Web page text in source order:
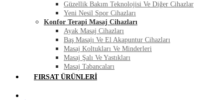
Güzellik Bakım Teknolojisi Ve Diğer Cihazlar
Yeni Nesil Spor Cihazları
Konfor Terapi Masaj Cihazları
Ayak Masaj Cihazları
Baş Masajı Ve El Akapuntur Cihazları
Masaj Koltukları Ve Minderleri
Masaj Şalı Ve Yastıkları
Masaj Tabancaları
FIRSAT ÜRÜNLERI